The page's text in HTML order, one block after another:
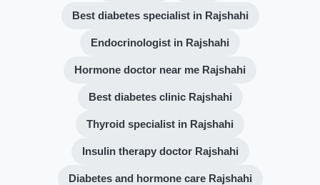
Best diabetes specialist in Rajshahi
Endocrinologist in Rajshahi
Hormone doctor near me Rajshahi
Best diabetes clinic Rajshahi
Thyroid specialist in Rajshahi
Insulin therapy doctor Rajshahi
Diabetes and hormone care Rajshahi